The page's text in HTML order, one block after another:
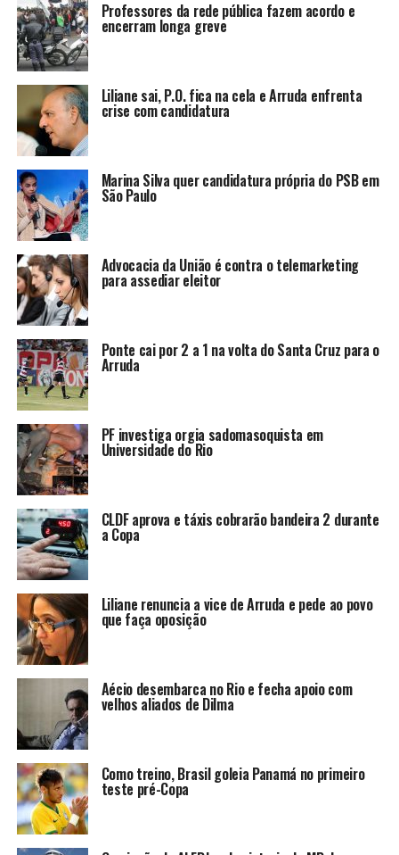
Professores da rede pública fazem acordo e
encerram longa greve
Liliane sai, P.O. fica na cela e Arruda enfrenta
crise com candidatura
Marina Silva quer candidatura própria do PSB em
São Paulo
Advocacia da União é contra o telemarketing
para assediar eleitor
Ponte cai por 2 a 1 na volta do Santa Cruz para o
Arruda
PF investiga orgia sadomasoquista em
Universidade do Rio
CLDF aprova e táxis cobrarão bandeira 2 durante
a Copa
Liliane renuncia a vice de Arruda e pede ao povo
que faça oposição
Aécio desembarca no Rio e fecha apoio com
velhos aliados de Dilma
Como treino, Brasil goleia Panamá no primeiro
teste pré-Copa